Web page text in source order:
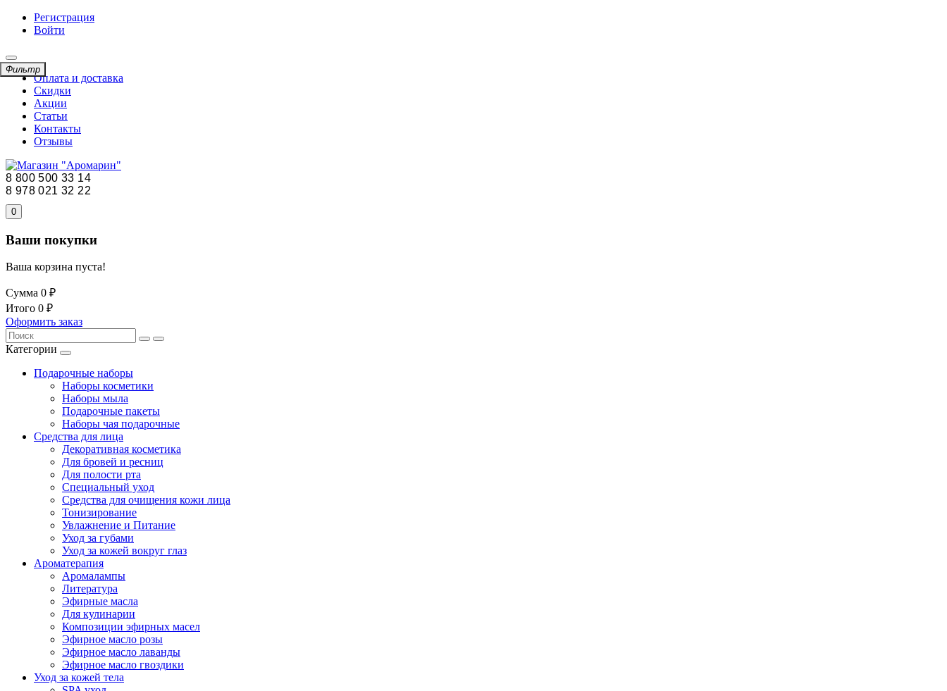
Регистрация
Войти
Оплата и доставка
Скидки
Акции
Статьи
Контакты
Отзывы
8 800 500 33 14
8 978 021 32 22
0
Ваши покупки
Ваша корзина пуста!
Сумма 0 ₽
Итого 0 ₽
Оформить заказ
Категории
Подарочные наборы
Наборы косметики
Наборы мыла
Подарочные пакеты
Наборы чая подарочные
Средства для лица
Декоративная косметика
Для бровей и ресниц
Для полости рта
Специальный уход
Средства для очищения кожи лица
Тонизирование
Увлажнение и Питание
Уход за губами
Уход за кожей вокруг глаз
Ароматерапия
Аромалампы
Литература
Эфирные масла
Для кулинарии
Композиции эфирных масел
Эфирное масло розы
Эфирное масло лаванды
Эфирное масло гвоздики
Уход за кожей тела
Фильтр